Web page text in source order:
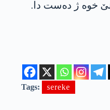
Tags: sereke